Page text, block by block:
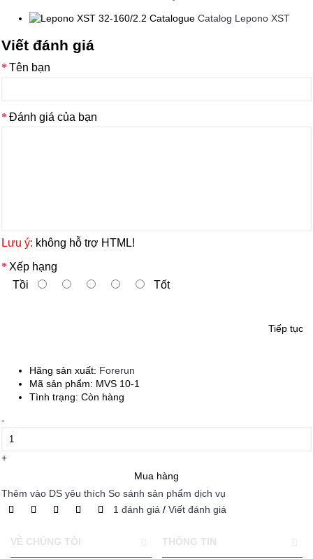
Catalog Lepono XST
Viết đánh giá
Tên bạn
Đánh giá của bạn
Lưu ý: không hỗ trợ HTML!
Xếp hạng
Tồi
Tốt
Tiếp tục
Hãng sản xuất: Forerun
Mã sản phẩm: MVS 10-1
Tình trạng: Còn hàng
-
+
Mua hàng
Thêm vào DS yêu thích So sánh sản phẩm dịch vụ
1 đánh giá / Viết đánh giá
VỀ CHÚNG TÔI THÔNG TIN